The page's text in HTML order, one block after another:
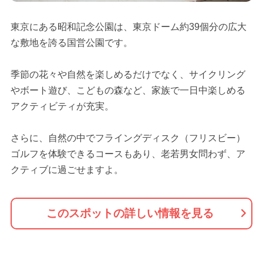
東京にある昭和記念公園は、東京ドーム約39個分の広大
な敷地を誇る国営公園です。
季節の花々や自然を楽しめるだけでなく、サイクリング
やボート遊び、こどもの森など、家族で一日中楽しめる
アクティビティが充実。
さらに、自然の中でフライングディスク（フリスビー）
ゴルフを体験できるコースもあり、老若男女問わず、ア
クティブに過ごせますよ。
このスポットの詳しい情報を見る